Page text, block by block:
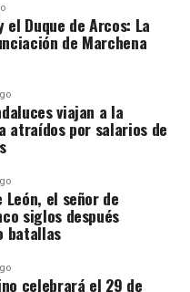
el Duque de Arcos: La
de Marchena
viajan a la
atraídos por salarios de
León, el señor de
siglos después
batallas
celebrará el 29 de